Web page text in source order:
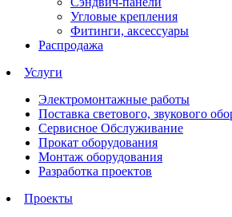
Угловые крепления
Фитинги, аксессуары
Распродажа
Услуги
Электромонтажные работы
Поставка светового, звукового
Сервисное Обслуживание
Прокат оборудования
Монтаж оборудования
Разработка проектов
Проекты